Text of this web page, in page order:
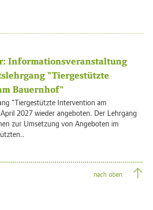
Informationsveranstaltung
"Tiergestützte
Bauernhof"
"Tiergestützte Intervention am
2027 wieder angeboten. Der Lehrgang
zur Umsetzung von Angeboten im
nach oben